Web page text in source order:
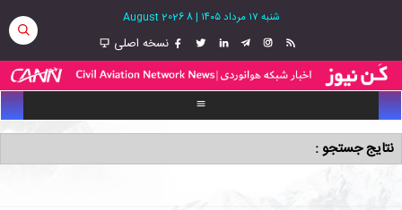
شنبه ۱۷ مرداد ۱۴۰۵ |
8 August 2026
نسخه اصلی
نتایج جستجو :